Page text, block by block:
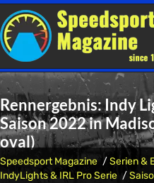
Rennergebnis: Indy
Saison 2022 in
oval)
Speedsport Magazine Serien &
IndyLights & IRL Pro Serie